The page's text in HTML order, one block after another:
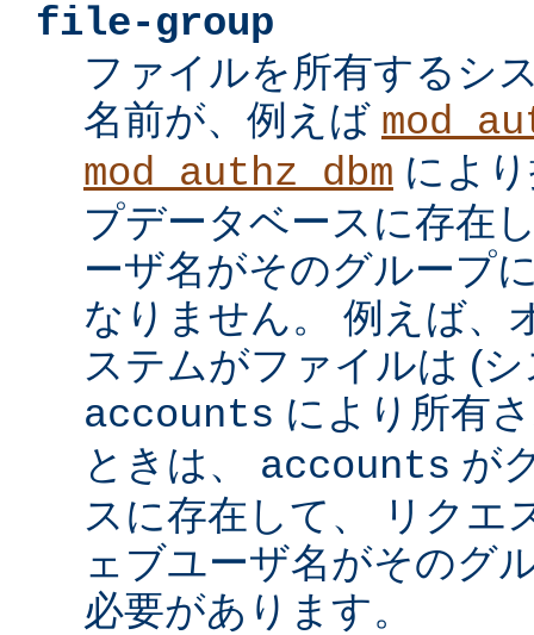
file-group
ファイルを所有するシ
名前が、例えば
mod_authz_dbm によ
プデータベースに存在
ーザ名がそのグループ
なりません。 例えば、
ステムがファイルは (
accounts により所有
ときは、 accounts が
スに存在して、 リクエ
ェブユーザ名がそのグ
必要があります。